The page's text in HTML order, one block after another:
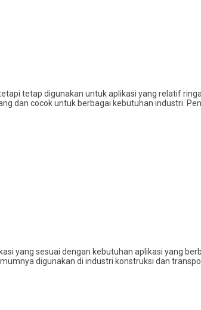
tetap digunakan untuk aplikasi yang relatif
dan cocok untuk berbagai kebutuhan industri.
yang sesuai dengan kebutuhan aplikasi yang
digunakan di industri konstruksi dan